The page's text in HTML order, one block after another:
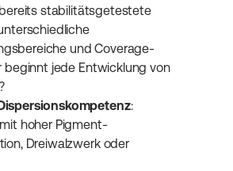
stabilitätsgetestete
und Coverage-
beginnt jede Entwicklung von
:
hoher Pigment-
Dreiwalzwerk oder